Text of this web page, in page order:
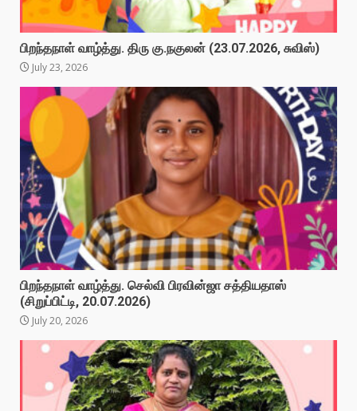
பிறந்தநாள் வாழ்த்து. திரு கு.நகுலன் (23.07.2026, சுவிஸ்)
July 23, 2026
பிறந்தநாள் வாழ்த்து. செல்வி பிரவின்ஜா சத்தியதாஸ்
(சிறுப்பிட்டி, 20.07.2026)
July 20, 2026